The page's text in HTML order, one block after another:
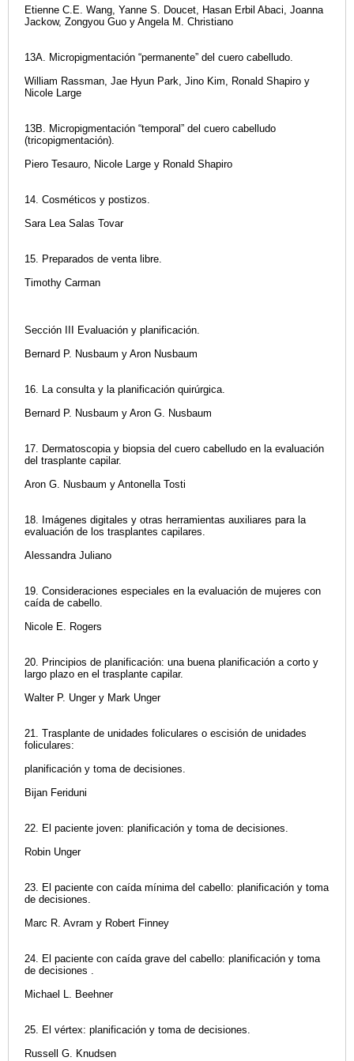
Etienne C.E. Wang, Yanne S. Doucet, Hasan Erbil Abaci, Joanna
Jackow, Zongyou Guo y Angela M. Christiano
13A. Micropigmentación “permanente” del cuero cabelludo.
William Rassman, Jae Hyun Park, Jino Kim, Ronald Shapiro y
Nicole Large
13B. Micropigmentación “temporal” del cuero cabelludo
(tricopigmentación).
Piero Tesauro, Nicole Large y Ronald Shapiro
14. Cosméticos y postizos.
Sara Lea Salas Tovar
15. Preparados de venta libre.
Timothy Carman
Sección III Evaluación y planificación.
Bernard P. Nusbaum y Aron Nusbaum
16. La consulta y la planificación quirúrgica.
Bernard P. Nusbaum y Aron G. Nusbaum
17. Dermatoscopia y biopsia del cuero cabelludo en la evaluación
del trasplante capilar.
Aron G. Nusbaum y Antonella Tosti
18. Imágenes digitales y otras herramientas auxiliares para la
evaluación de los trasplantes capilares.
Alessandra Juliano
19. Consideraciones especiales en la evaluación de mujeres con
caída de cabello.
Nicole E. Rogers
20. Principios de planificación: una buena planificación a corto y
largo plazo en el trasplante capilar.
Walter P. Unger y Mark Unger
21. Trasplante de unidades foliculares o escisión de unidades
foliculares:
planificación y toma de decisiones.
Bijan Feriduni
22. El paciente joven: planificación y toma de decisiones.
Robin Unger
23. El paciente con caída mínima del cabello: planificación y toma
de decisiones.
Marc R. Avram y Robert Finney
24. El paciente con caída grave del cabello: planificación y toma
de decisiones .
Michael L. Beehner
25. El vértex: planificación y toma de decisiones.
Russell G. Knudsen